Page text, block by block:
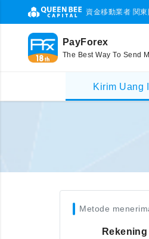
資金移動業者 関
PayForex
The Best Way To Send
Kirim Uang
Metode